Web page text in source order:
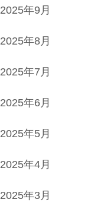
2025年9月
2025年8月
2025年7月
2025年6月
2025年5月
2025年4月
2025年3月